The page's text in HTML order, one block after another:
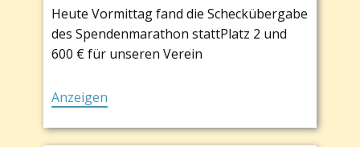
Heute Vormittag fand die Scheckübergabe
des Spendenmarathon stattPlatz 2 und
600 € für unseren Verein
Anzeigen